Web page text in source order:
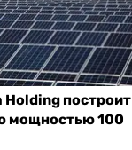
Holding построит
мощностью 100